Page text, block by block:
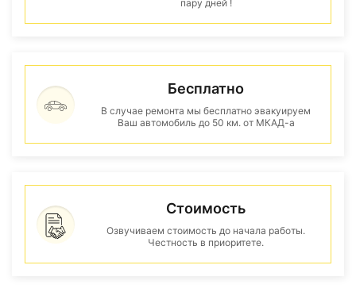
пару дней !
Бесплатно
В случае ремонта мы бесплатно эвакуируем
Ваш автомобиль до 50 км. от МКАД-а
Стоимость
Озвучиваем стоимость до начала работы.
Честность в приоритете.